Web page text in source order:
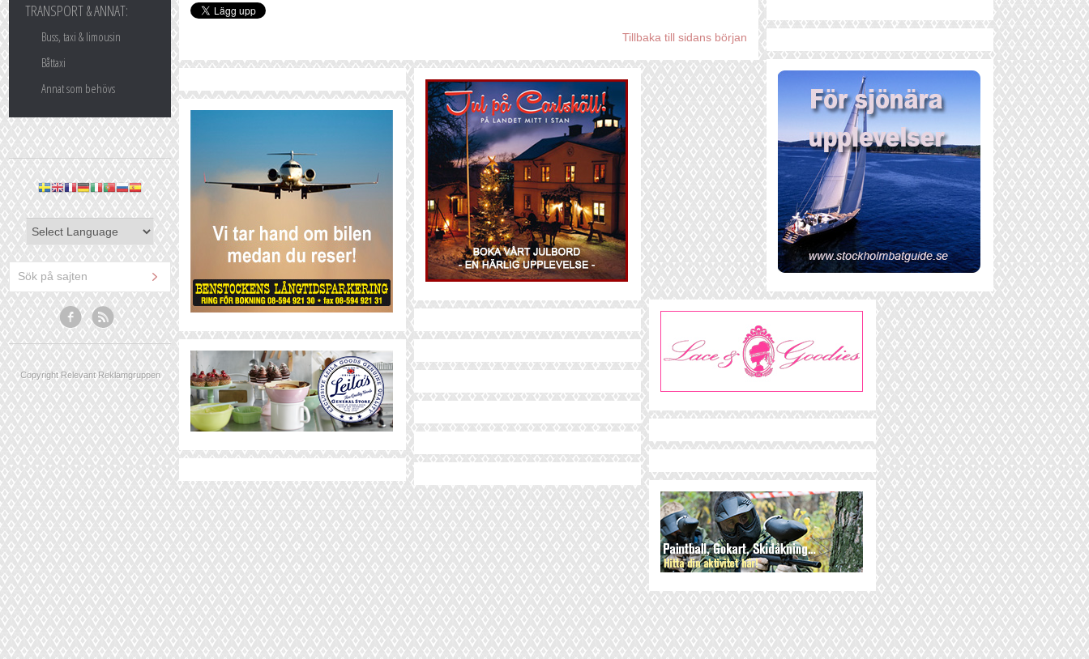
TRANSPORT & ANNAT:
Buss, taxi & limousin
Båttaxi
Annat som behövs
Copyright Relevant Reklamgruppen
Tillbaka till sidans början